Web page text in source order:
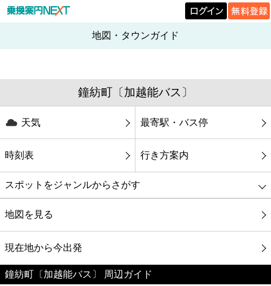
地図・タウンガイド
鐘紡町〔加越能バス〕
天気 最寄駅・バス停
時刻表 行き方案内
スポットをジャンルからさがす
グルメ
映画
美容
地図を見る
現在地から今出発
鐘紡町〔加越能バス〕 周辺ガイド